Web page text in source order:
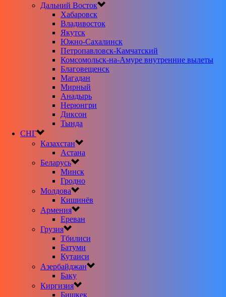
Дальний Восток
Хабаровск
Владивосток
Якутск
Южно-Сахалинск
Петропавловск-Камчатский
Комсомольск-на-Амуре внутренние вылеты
Благовещенск
Магадан
Мирный
Анадырь
Нерюнгри
Диксон
Тында
СНГ
Казахстан
Астана
Беларусь
Минск
Гродно
Молдова
Кишинёв
Армения
Ереван
Грузия
Тбилиси
Батуми
Кутаиси
Азербайджан
Баку
Киргизия
Бишкек